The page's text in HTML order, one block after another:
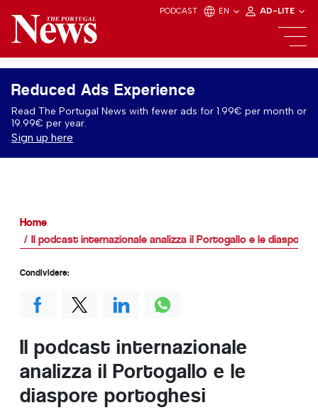
PODCAST EN AD-LITE
Reduced Ads Experience
Read The Portugal News with fewer ads for 1.99€ per month or
19.99€ per year.
Sign up here
Home
Il podcast internazionale analizza il Portogallo e le diaspore
Il podcast internazionale
analizza il Portogallo e le
diaspore portoghesi
Condividere: